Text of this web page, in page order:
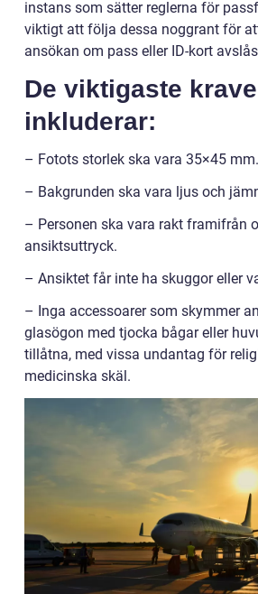
instans som sätter reglerna för
viktigt att följa dessa noggrant för
ansökan om pass eller ID-kort
De viktigaste
inkluderar:
– Fotots storlek ska vara 35×45 mm.
– Bakgrunden ska vara ljus och
– Personen ska vara rakt framifrån
ansiktsuttryck.
– Ansiktet får inte ha skuggor eller
– Inga accessoarer som skymmer
glasögon med tjocka bågar eller
tillåtna, med vissa undantag för
medicinska skäl.